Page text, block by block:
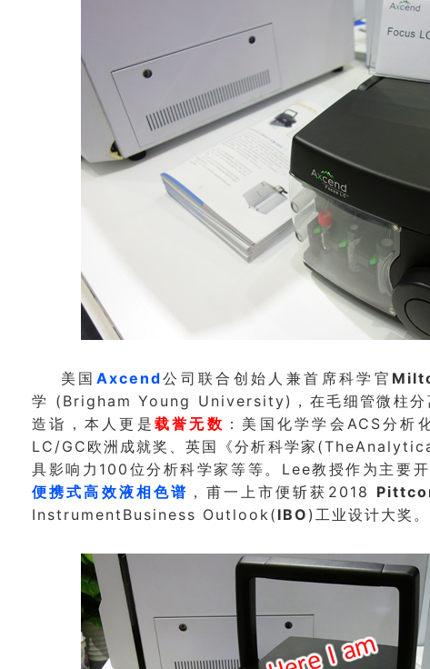
美国 Axcend公司联合创始人兼首席科学官
学 (Brigham Young University)
，在毛细管微柱
造诣，本人更是 载誉无数 ：美国化学学会 ACS分析
LC/GC 欧洲成就奖、英国《分析科学家
具影响力 100 位分析科学家等等。 Lee教授作为主要
便携式高效液相色谱 ，甫一上市便斩获 2018
InstrumentBusiness Outlook( IBO ) 工业设计大奖。